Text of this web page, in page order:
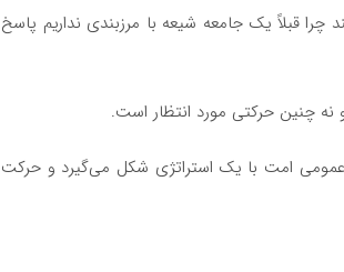
قبلاً یک جامعه شیعه با مرزبندی نداریم پاسخ
نه چنین حرکتی مورد انتظار است.
امت با یک استراتژی شکل می‌گیرد و حرکت